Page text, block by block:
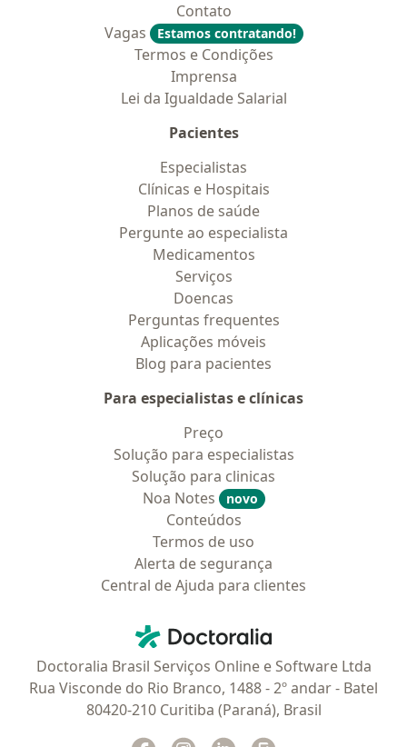
Contato
Vagas
Estamos contratando!
Termos e Condições
Imprensa
Lei da Igualdade Salarial
Pacientes
Especialistas
Clínicas e Hospitais
Planos de saúde
Pergunte ao especialista
Medicamentos
Serviços
Doencas
Perguntas frequentes
Aplicações móveis
Blog para pacientes
Para especialistas e clínicas
Preço
Solução para especialistas
Solução para clinicas
Noa Notes
novo
Conteúdos
Termos de uso
Alerta de segurança
Central de Ajuda para clientes
Doctoralia - Homepage
Doctoralia Brasil Serviços Online e Software Ltda
Rua Visconde do Rio Branco, 1488 - 2º andar - Batel
80420-210 Curitiba (Paraná), Brasil